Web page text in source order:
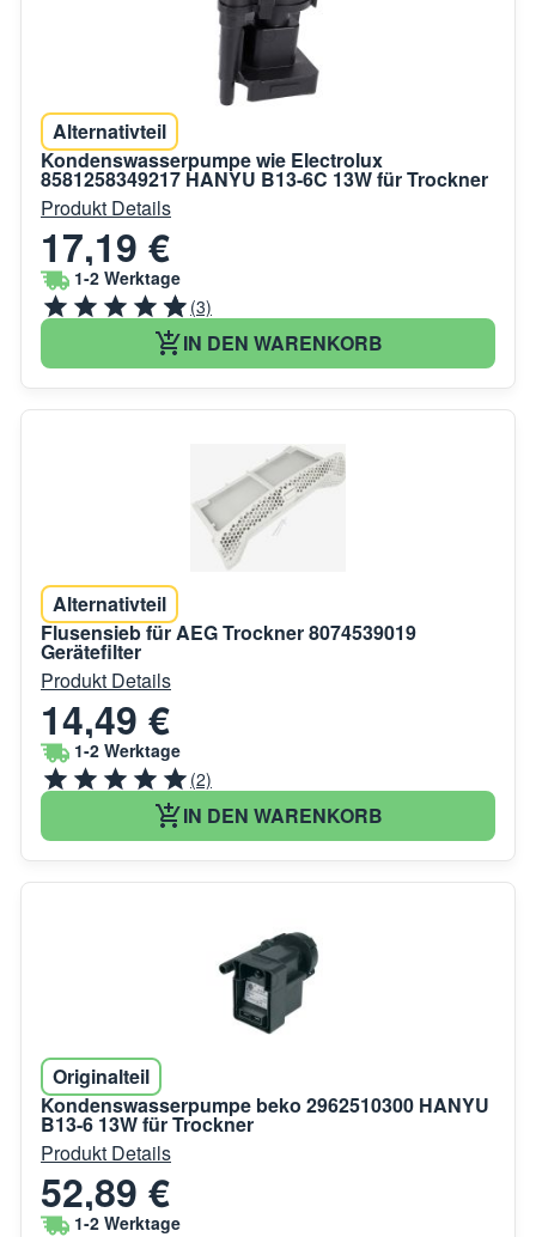
Alternativteil
Kondenswasserpumpe wie Electrolux
8581258349217 HANYU B13-6C 13W für Trockner
Produkt Details
17,19 €
1-2 Werktage
(3)
IN DEN WARENKORB
Alternativteil
Flusensieb für AEG Trockner 8074539019
Gerätefilter
Produkt Details
14,49 €
1-2 Werktage
(2)
IN DEN WARENKORB
Originalteil
Kondenswasserpumpe beko 2962510300 HANYU
B13-6 13W für Trockner
Produkt Details
52,89 €
1-2 Werktage